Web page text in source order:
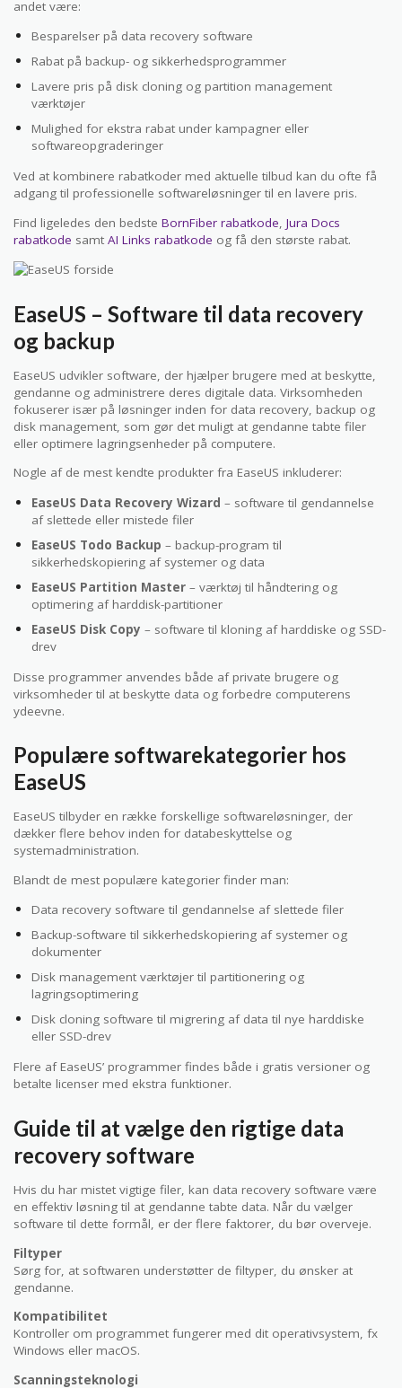
andet være:
Besparelser på data recovery software
Rabat på backup- og sikkerhedsprogrammer
Lavere pris på disk cloning og partition management
værktøjer
Mulighed for ekstra rabat under kampagner eller
softwareopgraderinger
Ved at kombinere rabatkoder med aktuelle tilbud kan du ofte få
adgang til professionelle softwareløsninger til en lavere pris.
Find ligeledes den bedste BornFiber rabatkode, Jura Docs
rabatkode samt AI Links rabatkode og få den største rabat.
EaseUS – Software til data recovery
og backup
EaseUS udvikler software, der hjælper brugere med at beskytte,
gendanne og administrere deres digitale data. Virksomheden
fokuserer især på løsninger inden for data recovery, backup og
disk management, som gør det muligt at gendanne tabte filer
eller optimere lagringsenheder på computere.
Nogle af de mest kendte produkter fra EaseUS inkluderer:
EaseUS Data Recovery Wizard – software til gendannelse
af slettede eller mistede filer
EaseUS Todo Backup – backup-program til
sikkerhedskopiering af systemer og data
EaseUS Partition Master – værktøj til håndtering og
optimering af harddisk-partitioner
EaseUS Disk Copy – software til kloning af harddiske og SSD-
drev
Disse programmer anvendes både af private brugere og
virksomheder til at beskytte data og forbedre computerens
ydeevne.
Populære softwarekategorier hos
EaseUS
EaseUS tilbyder en række forskellige softwareløsninger, der
dækker flere behov inden for databeskyttelse og
systemadministration.
Blandt de mest populære kategorier finder man:
Data recovery software til gendannelse af slettede filer
Backup-software til sikkerhedskopiering af systemer og
dokumenter
Disk management værktøjer til partitionering og
lagringsoptimering
Disk cloning software til migrering af data til nye harddiske
eller SSD-drev
Flere af EaseUS’ programmer findes både i gratis versioner og
betalte licenser med ekstra funktioner.
Guide til at vælge den rigtige data
recovery software
Hvis du har mistet vigtige filer, kan data recovery software være
en effektiv løsning til at gendanne tabte data. Når du vælger
software til dette formål, er der flere faktorer, du bør overveje.
Filtyper
Sørg for, at softwaren understøtter de filtyper, du ønsker at
gendanne.
Kompatibilitet
Kontroller om programmet fungerer med dit operativsystem, fx
Windows eller macOS.
Scanningsteknologi